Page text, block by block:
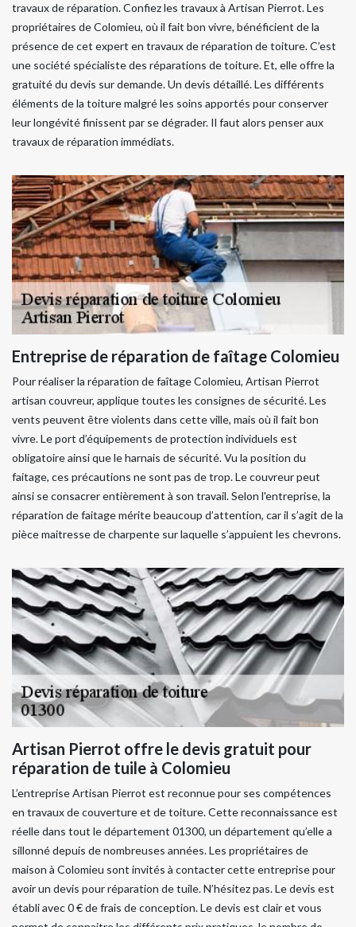
travaux de réparation. Confiez les travaux à Artisan Pierrot. Les
propriétaires de Colomieu, où il fait bon vivre, bénéficient de la
présence de cet expert en travaux de réparation de toiture. C’est
une société spécialiste des réparations de toiture. Et, elle offre la
gratuité du devis sur demande. Un devis détaillé. Les différents
éléments de la toiture malgré les soins apportés pour conserver
leur longévité finissent par se dégrader. Il faut alors penser aux
travaux de réparation immédiats.
Entreprise de réparation de faîtage Colomieu
Pour réaliser la réparation de faîtage Colomieu, Artisan Pierrot
artisan couvreur, applique toutes les consignes de sécurité. Les
vents peuvent être violents dans cette ville, mais où il fait bon
vivre. Le port d’équipements de protection individuels est
obligatoire ainsi que le harnais de sécurité. Vu la position du
faitage, ces précautions ne sont pas de trop. Le couvreur peut
ainsi se consacrer entièrement à son travail. Selon l'entreprise, la
réparation de faitage mérite beaucoup d’attention, car il s’agit de la
pièce maitresse de charpente sur laquelle s’appuient les chevrons.
Artisan Pierrot offre le devis gratuit pour
réparation de tuile à Colomieu
L’entreprise Artisan Pierrot est reconnue pour ses compétences
en travaux de couverture et de toiture. Cette reconnaissance est
réelle dans tout le département 01300, un département qu’elle a
sillonné depuis de nombreuses années. Les propriétaires de
maison à Colomieu sont invités à contacter cette entreprise pour
avoir un devis pour réparation de tuile. N’hésitez pas. Le devis est
établi avec 0 € de frais de conception. Le devis est clair et vous